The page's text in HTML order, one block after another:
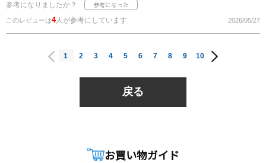
参考になりましたか？
このレビューは4人が参考にしています 2026/05/27
1 2 3 4 5 6 7 8 9 10
戻る
お買い物ガイド